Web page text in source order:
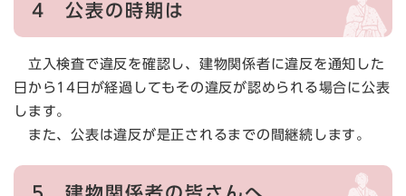
4 公表の時期は
立入検査で違反を確認し、建物関係者に違反を通知した
日から14日が経過してもその違反が認められる場合に公表
します。
また、公表は違反が是正されるまでの間継続します。